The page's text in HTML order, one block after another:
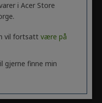
i Acer Store
vil fortsatt være på
gjerne finne min